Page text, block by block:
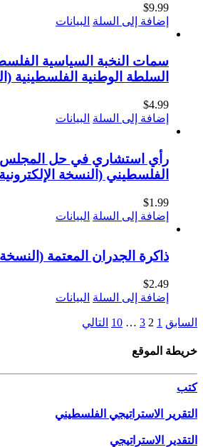
$9.99
إضافة إلى السلة البيانات
سمات النخبة السياسية
السلطة الوطنية الفلسطينية
$4.99
إضافة إلى السلة البيانات
رأي استشاري في حل المجلس
الفلسطيني (النسخة
$1.99
إضافة إلى السلة البيانات
ذاكرة الجدران المعتمة (النسخة
$2.49
إضافة إلى السلة البيانات
السابق 1
2
3
…
10 التالي
خريطة الموقع
كتب
التقرير الاستراتيجي الفلسطيني
التقدير الاستراتيجي